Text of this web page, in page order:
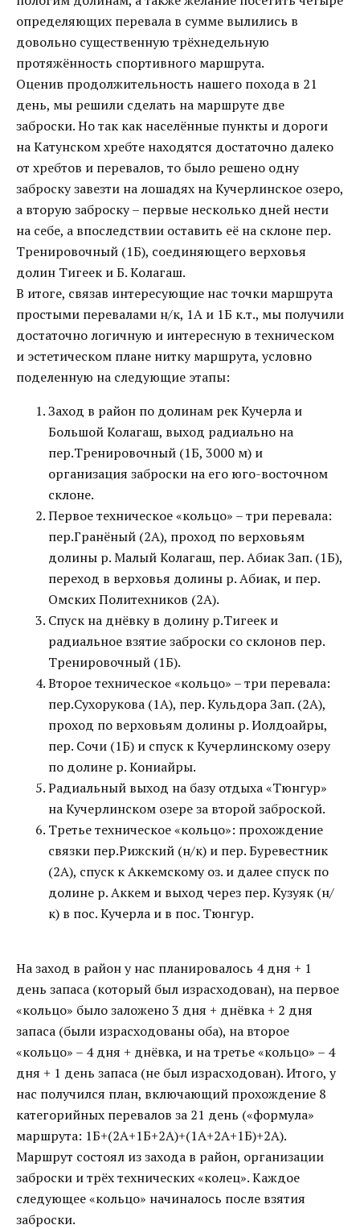
определяющих перевала в сумме вылились в
довольно существенную трёхнедельную
протяжённость спортивного маршрута.
Оценив продолжительность нашего похода в 21
день, мы решили сделать на маршруте две
заброски. Но так как населённые пункты и дороги
на Катунском хребте находятся достаточно далеко
от хребтов и перевалов, то было решено одну
заброску завезти на лошадях на Кучерлинское озеро,
а вторую заброску – первые несколько дней нести
на себе, а впоследствии оставить её на склоне пер.
Тренировочный (1Б), соединяющего верховья
долин Тигеек и Б. Колагаш.
В итоге, связав интересующие нас точки маршрута
простыми перевалами н/к, 1А и 1Б к.т., мы получили
достаточно логичную и интересную в техническом
и эстетическом плане нитку маршрута, условно
поделенную на следующие этапы:
Заход в район по долинам рек Кучерла и
Большой Колагаш, выход радиально на
пер.Тренировочный (1Б, 3000 м) и
организация заброски на его юго-восточном
склоне.
Первое техническое «кольцо» – три перевала:
пер.Гранёный (2А), проход по верховьям
долины р. Малый Колагаш, пер. Абиак Зап. (1Б),
переход в верховья долины р. Абиак, и пер.
Омских Политехников (2А).
Спуск на днёвку в долину р.Тигеек и
радиальное взятие заброски со склонов пер.
Тренировочный (1Б).
Второе техническое «кольцо» – три перевала:
пер.Сухорукова (1А), пер. Кульдора Зап. (2А),
проход по верховьям долины р. Иолдоайры,
пер. Сочи (1Б) и спуск к Кучерлинскому озеру
по долине р. Кониайры.
Радиальный выход на базу отдыха «Тюнгур»
на Кучерлинском озере за второй заброской.
Третье техническое «кольцо»: прохождение
связки пер.Рижский (н/к) и пер. Буревестник
(2А), спуск к Аккемскому оз. и далее спуск по
долине р. Аккем и выход через пер. Кузуяк (н/
к) в пос. Кучерла и в пос. Тюнгур.
На заход в район у нас планировалось 4 дня + 1
день запаса (который был израсходован), на первое
«кольцо» было заложено 3 дня + днёвка + 2 дня
запаса (были израсходованы оба), на второе
«кольцо» – 4 дня + днёвка, и на третье «кольцо» – 4
дня + 1 день запаса (не был израсходован). Итого, у
нас получился план, включающий прохождение 8
категорийных перевалов за 21 день («формула»
маршрута: 1Б+(2А+1Б+2А)+(1А+2А+1Б)+2А).
Маршрут состоял из захода в район, организации
заброски и трёх технических «колец». Каждое
следующее «кольцо» начиналось после взятия
заброски.